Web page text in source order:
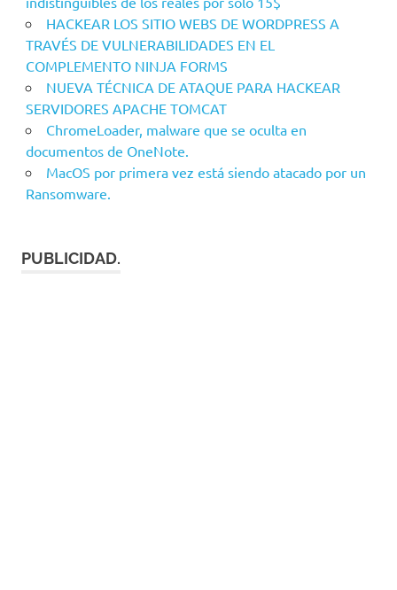
HACKEAR LOS SITIO WEBS DE WORDPRESS A
TRAVÉS DE VULNERABILIDADES EN EL
COMPLEMENTO NINJA FORMS
NUEVA TÉCNICA DE ATAQUE PARA HACKEAR
SERVIDORES APACHE TOMCAT
ChromeLoader, malware que se oculta en
documentos de OneNote.
MacOS por primera vez está siendo atacado por un
Ransomware.
PUBLICIDAD.